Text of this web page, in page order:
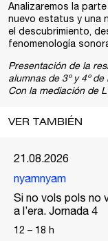
Analizaremos la
nuevo estatus y una
el descubrimiento,
fenomenología
Presentación de la
alumnas de 3º y 4º
Con la mediación de
VER TAMBIÉN
21.08.2026
nyamnyam
Si no vols pols no
a l’era. Jornada 4
12 – 18 h